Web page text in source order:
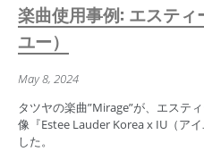
楽曲使用事例: エスティ
ユー）
May 8, 2024
タツヤの楽曲”Mirage”が、エステ
像『Estee Lauder Korea x IU（ア
した。